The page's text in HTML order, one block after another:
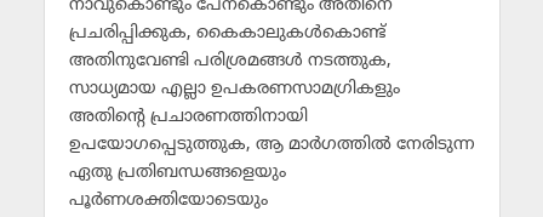
നാവുകൊണ്ടും പേനകൊണ്ടും അതിനെ
പ്രചരിപ്പിക്കുക, കൈകാലുകള്‍കൊണ്ട്
അതിനുവേണ്ടി പരിശ്രമങ്ങള്‍ നടത്തുക,
സാധ്യമായ എല്ലാ ഉപകരണസാമഗ്രികളും
അതിന്റെ പ്രചാരണത്തിനായി
ഉപയോഗപ്പെടുത്തുക, ആ മാര്‍ഗത്തില്‍ നേരിടുന്ന
ഏതു പ്രതിബന്ധങ്ങളെയും
പൂര്‍ണശക്തിയോടെയും